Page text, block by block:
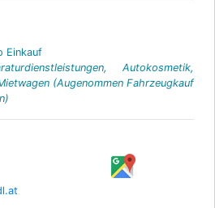
Einkauf
Autokosmetik,
(Augenommen Fahrzeugkauf